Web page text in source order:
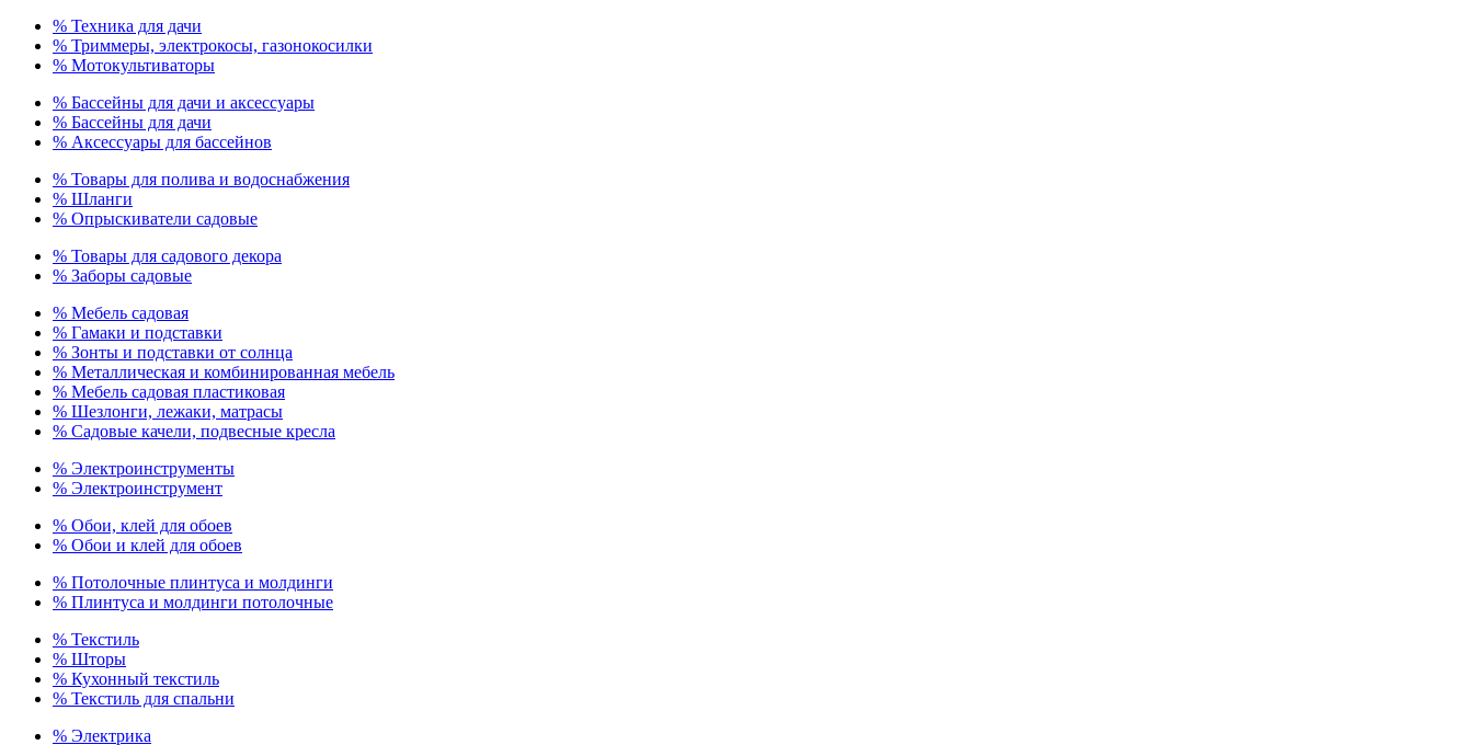
% Техника для дачи
% Триммеры, электрокосы, газонокосилки
% Мотокультиваторы
% Бассейны для дачи и аксессуары
% Бассейны для дачи
% Аксессуары для бассейнов
% Товары для полива и водоснабжения
% Шланги
% Опрыскиватели садовые
% Товары для садового декора
% Заборы садовые
% Мебель садовая
% Гамаки и подставки
% Зонты и подставки от солнца
% Металлическая и комбинированная мебель
% Мебель садовая пластиковая
% Шезлонги, лежаки, матрасы
% Садовые качели, подвесные кресла
% Электроинструменты
% Электроинструмент
% Обои, клей для обоев
% Обои и клей для обоев
% Потолочные плинтуса и молдинги
% Плинтуса и молдинги потолочные
% Текстиль
% Шторы
% Кухонный текстиль
% Текстиль для спальни
% Электрика